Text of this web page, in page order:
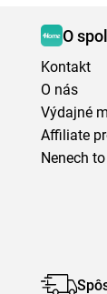
O
Kontakt
O nás
Výdajné
Affiliate
Nenech